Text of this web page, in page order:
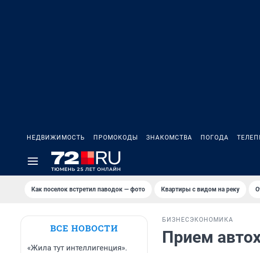
НЕДВИЖИМОСТЬ ПРОМОКОДЫ ЗНАКОМСТВА ПОГОДА
Как поселок встретил паводок — фото Квартиры с видом на реку
ВСЕ НОВОСТИ
«Жила тут интеллигенция».
БИЗНЕС ЭКОНОМИКА
Прием